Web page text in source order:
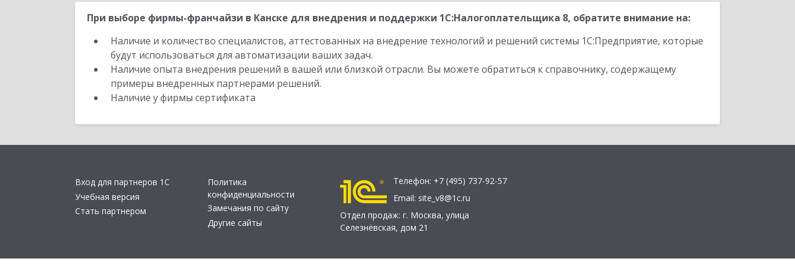
При выборе фирмы-франчайзи в Канске для внедрения и поддержки 1С:Налогоплательщика 8, обратите внимание на:
Наличие и количество специалистов, аттестованных на внедрение технологий и решений системы 1С:Предприятие, которые
будут использоваться для автоматизации ваших задач.
Наличие опыта внедрения решений в вашей или близкой отрасли. Вы можете обратиться к справочнику, содержащему
примеры внедренных партнерами решений.
Наличие у фирмы сертификата
Вход для партнеров 1С
Учебная версия
Стать партнером
Политика
конфиденциальности
Замечания по сайту
Другие сайты
Телефон: +7 (495) 737-92-57
Email: site_v8@1c.ru
Отдел продаж: г. Москва, улица
Селезнёвская, дом 21